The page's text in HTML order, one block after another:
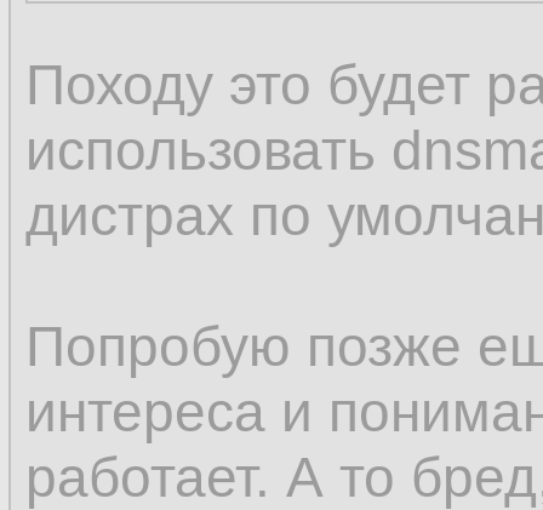
Походу это будет
использовать
дистрах по
Попробую позже
интереса и
работает. А то